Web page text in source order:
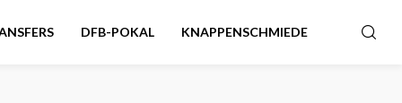
DFB-POKAL KNAPPENSCHMIEDE